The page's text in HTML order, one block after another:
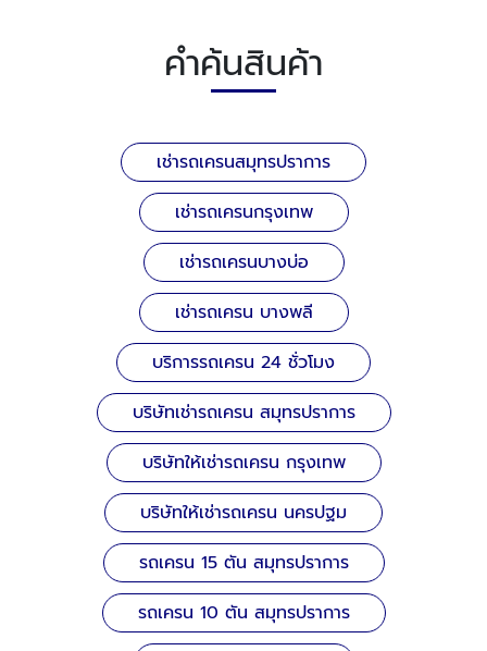
คำค้นสินค้า
เช่ารถเครนสมุทรปราการ
เช่ารถเครนกรุงเทพ
เช่ารถเครนบางบ่อ
เช่ารถเครน บางพลี
บริการรถเครน 24 ชั่วโมง
บริษัทเช่ารถเครน สมุทรปราการ
บริษัทให้เช่ารถเครน กรุงเทพ
บริษัทให้เช่ารถเครน นครปฐม
รถเครน 15 ตัน สมุทรปราการ
รถเครน 10 ตัน สมุทรปราการ